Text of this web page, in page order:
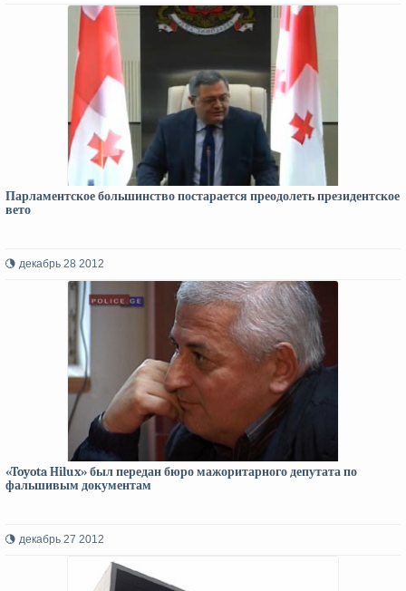
Парламентское большинство постарается преодолеть президентское
вето
декабрь 28 2012
«Toyota Hilux» был передан бюро мажоритарного депутата по
фальшивым документам
декабрь 27 2012